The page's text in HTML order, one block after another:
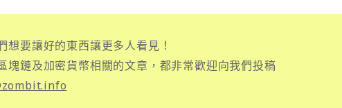
想要讓好的東西讓更多人看見！
塊鏈及加密貨幣相關的文章，都非常歡迎向我們投稿